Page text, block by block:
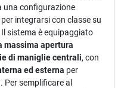
una configurazione
integrarsi con classe su
sistema è equipaggiato
massima apertura
di maniglie centrali, con
ed esterna per
semplificare al